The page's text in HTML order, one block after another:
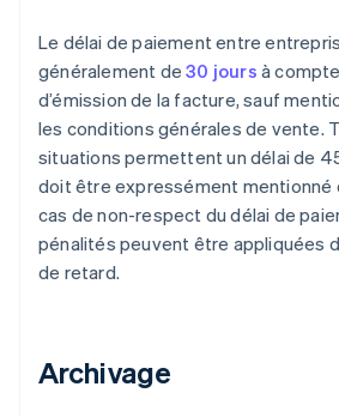
Le délai de paiement entre
généralement de30 jours à
d’émission de la facture, sauf
les conditions générales de vente.
situations permettent un délai de
doit être expressément mentionné
cas de non-respect du délai de
pénalités peuvent être appliquées
de retard.
Archivage